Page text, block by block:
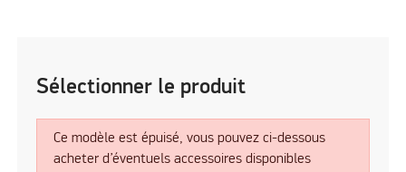
Sélectionner le produit
Ce modèle est épuisé, vous pouvez ci-dessous
acheter d’éventuels accessoires disponibles